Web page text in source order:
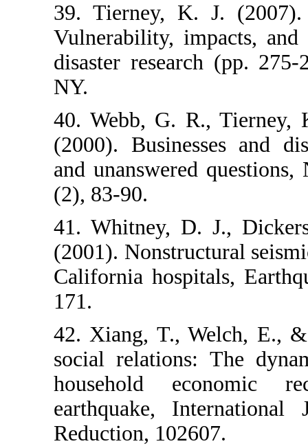
39. Tierney,
disaster
40. Webb,
(2000).
and
41.
(2001).
California
42. Xiang,
social
household
earthquake,
Reduction,